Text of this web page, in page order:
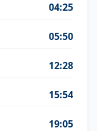
04:25
05:50
12:28
15:54
19:05